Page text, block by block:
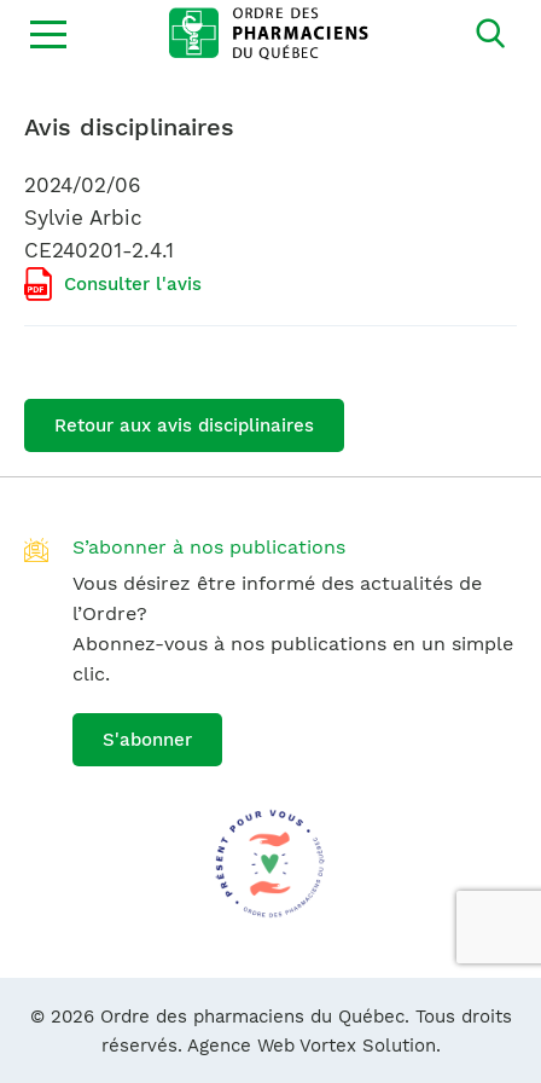
Ouvrir
la
Avis disciplinaires
2024/02/06
Sylvie Arbic
CE240201-2.4.1
Consulter l'avis
Retour aux avis disciplinaires
S’abonner à nos publications
Vous désirez être informé des actualités de
l’Ordre?
Abonnez-vous à nos publications en un simple
clic.
S'abonner
© 2026 Ordre des pharmaciens du Québec. Tous droits
réservés. Agence Web Vortex Solution.